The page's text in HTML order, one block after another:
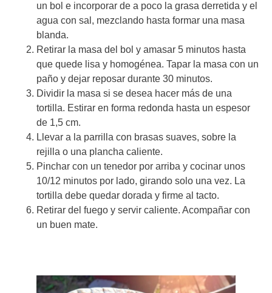
un bol e incorporar de a poco la grasa derretida y el
agua con sal, mezclando hasta formar una masa
blanda.
Retirar la masa del bol y amasar 5 minutos hasta
que quede lisa y homogénea. Tapar la masa con un
paño y dejar reposar durante 30 minutos.
Dividir la masa si se desea hacer más de una
tortilla. Estirar en forma redonda hasta un espesor
de 1,5 cm.
Llevar a la parrilla con brasas suaves, sobre la
rejilla o una plancha caliente.
Pinchar con un tenedor por arriba y cocinar unos
10/12 minutos por lado, girando solo una vez. La
tortilla debe quedar dorada y firme al tacto.
Retirar del fuego y servir caliente. Acompañar con
un buen mate.